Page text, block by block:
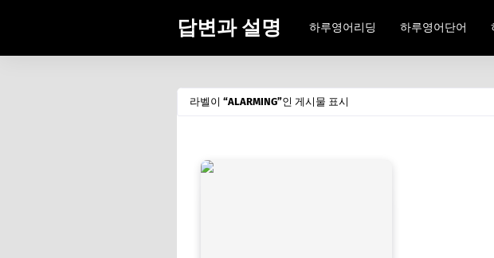
답변과 설명 하루영어리딩 하루영어단어
라벨이 ALARMING 인 게시물 표시